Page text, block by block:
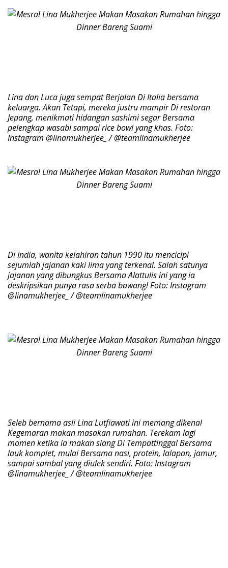
Lina dan Luca juga sempat Berjalan Di Italia bersama
keluarga. Akan Tetapi, mereka justru mampir Di restoran
Jepang, menikmati hidangan sashimi segar Bersama
pelengkap wasabi sampai rice bowl yang khas. Foto:
Instagram @linamukherjee_ / @teamlinamukherjee
Di India, wanita kelahiran tahun 1990 itu mencicipi
sejumlah jajanan kaki lima yang terkenal. Salah satunya
jajanan yang dibungkus Bersama Alattulis ini yang ia
deskripsikan punya rasa serba bawang! Foto: Instagram
@linamukherjee_ / @teamlinamukherjee
Seleb bernama asli Lina Lutfiawati ini memang dikenal
Kegemaran makan masakan rumahan. Terekam lagi
momen ketika ia makan siang Di Tempattinggal Bersama
lauk komplet, mulai Bersama nasi, protein, lalapan, jamur,
sampai sambal yang diulek sendiri. Foto: Instagram
@linamukherjee_ / @teamlinamukherjee